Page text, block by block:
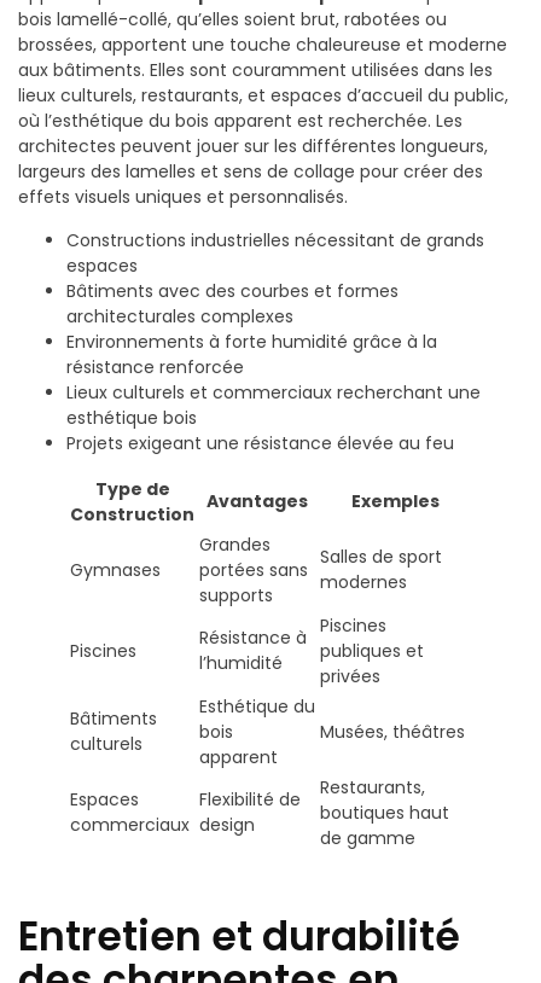
bois lamellé-collé, qu’elles soient brut, rabotées ou
brossées, apportent une touche chaleureuse et moderne
aux bâtiments. Elles sont couramment utilisées dans les
lieux culturels, restaurants, et espaces d’accueil du public,
où l’esthétique du bois apparent est recherchée. Les
architectes peuvent jouer sur les différentes longueurs,
largeurs des lamelles et sens de collage pour créer des
effets visuels uniques et personnalisés.
Constructions industrielles nécessitant de grands
espaces
Bâtiments avec des courbes et formes
architecturales complexes
Environnements à forte humidité grâce à la
résistance renforcée
Lieux culturels et commerciaux recherchant une
esthétique bois
Projets exigeant une résistance élevée au feu
Type de
Construction
Avantages Exemples
Gymnases
Grandes
portées sans
supports
Salles de sport
modernes
Piscines
Résistance à
l’humidité
Piscines
publiques et
privées
Bâtiments
culturels
Esthétique du
bois
apparent
Musées, théâtres
Espaces
commerciaux
Flexibilité de
design
Restaurants,
boutiques haut
de gamme
Entretien et durabilité